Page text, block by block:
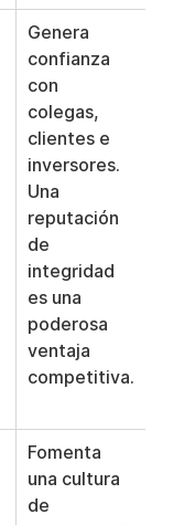
Genera
confianza
con
colegas,
clientes e
inversores.
Una
reputación
de
integridad
es una
poderosa
ventaja
competitiva.
Fomenta
una cultura
de